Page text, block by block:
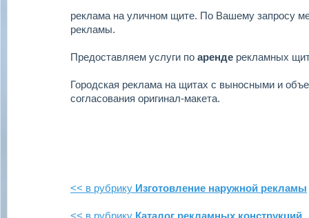
реклама на уличном щите. По Вашему запросу
рекламы.
Предоставляем услуги по аренде рекламных
Городская реклама на щитах с выносными и
согласования оригинал-макета.
<< в рубрику Изготовление наружной рекламы
<< в рубрику Каталог рекламных конструкций